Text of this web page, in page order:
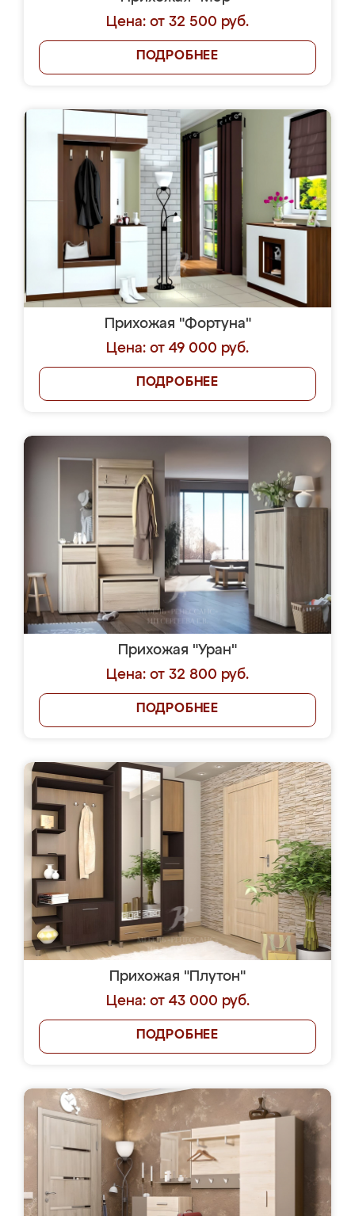
Цена: от 32 500 руб.
ПОДРОБНЕЕ
Прихожая "Фортуна"
Цена: от 49 000 руб.
ПОДРОБНЕЕ
Прихожая "Уран"
Цена: от 32 800 руб.
ПОДРОБНЕЕ
Прихожая "Плутон"
Цена: от 43 000 руб.
ПОДРОБНЕЕ